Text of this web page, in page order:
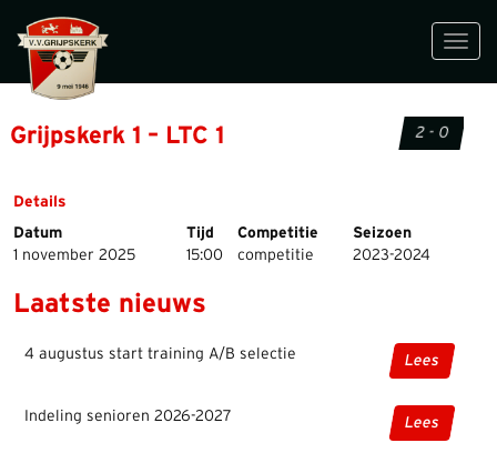
Grijpskerk 1 – LTC 1 2 - 0
Details
Datum
Tijd Competitie
Seizoen
1 november 2025
15:00 competitie 2023-2024
Laatste nieuws
4 augustus start training A/B selectie Lees
Indeling senioren 2026-2027 Lees